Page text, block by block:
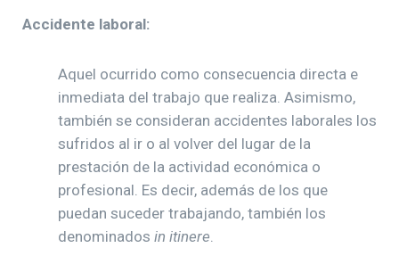
Accidente laboral:
Aquel ocurrido como consecuencia directa e
inmediata del trabajo que realiza. Asimismo,
también se consideran accidentes laborales los
sufridos al ir o al volver del lugar de la
prestación de la actividad económica o
profesional. Es decir, además de los que
puedan suceder trabajando, también los
denominados in itinere.